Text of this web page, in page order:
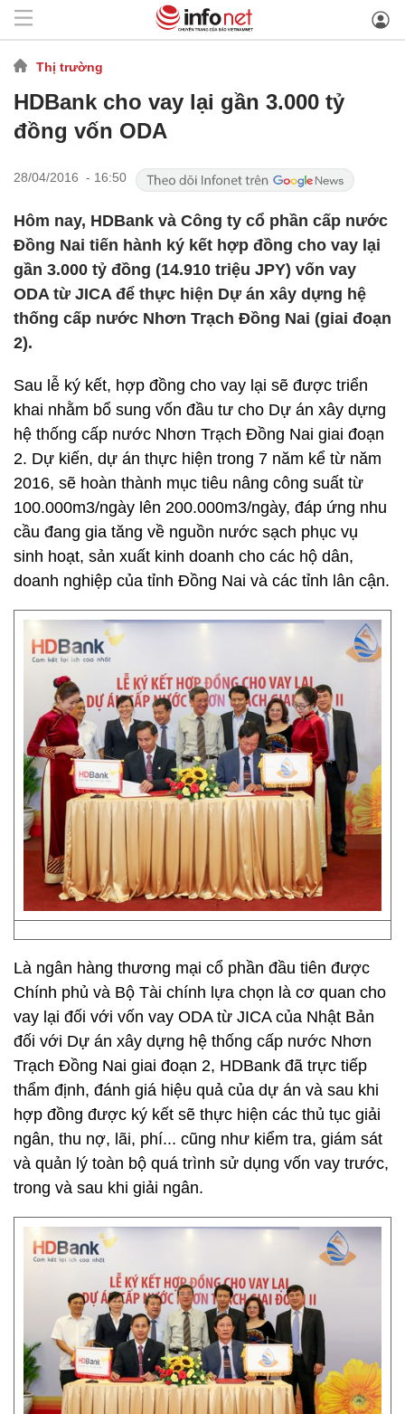
Thị trường
HDBank cho vay lại gần 3.000 tỷ
đồng vốn ODA
28/04/2016 - 16:50
Hôm nay, HDBank và Công ty cổ phần cấp nước
Đồng Nai tiến hành ký kết hợp đồng cho vay lại
gần 3.000 tỷ đồng (14.910 triệu JPY) vốn vay
ODA từ JICA để thực hiện Dự án xây dựng hệ
thống cấp nước Nhơn Trạch Đồng Nai (giai đoạn
2).
Sau lễ ký kết, hợp đồng cho vay lại sẽ được triển
khai nhằm bổ sung vốn đầu tư cho Dự án xây dựng
hệ thống cấp nước Nhơn Trạch Đồng Nai giai đoạn
2. Dự kiến, dự án thực hiện trong 7 năm kể từ năm
2016, sẽ hoàn thành mục tiêu nâng công suất từ
100.000m3/ngày lên 200.000m3/ngày, đáp ứng nhu
cầu đang gia tăng về nguồn nước sạch phục vụ
sinh hoạt, sản xuất kinh doanh cho các hộ dân,
doanh nghiệp của tỉnh Đồng Nai và các tỉnh lân cận.
Là ngân hàng thương mại cổ phần đầu tiên được
Chính phủ và Bộ Tài chính lựa chọn là cơ quan cho
vay lại đối với vốn vay ODA từ JICA của Nhật Bản
đối với Dự án xây dựng hệ thống cấp nước Nhơn
Trạch Đồng Nai giai đoạn 2, HDBank đã trực tiếp
thẩm định, đánh giá hiệu quả của dự án và sau khi
hợp đồng được ký kết sẽ thực hiện các thủ tục giải
ngân, thu nợ, lãi, phí... cũng như kiểm tra, giám sát
và quản lý toàn bộ quá trình sử dụng vốn vay trước,
trong và sau khi giải ngân.